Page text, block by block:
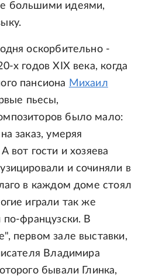
большими идеями,
оскорбительно -
х годов XIX века, когда
пансиона Михаил
пьесы,
было мало:
заказ, умеряя
вот гости и хозяева
и сочиняли в
в каждом доме стоял
играли так же
по-французски. В
первом зале выставки,
Владимира
бывали Глинка,